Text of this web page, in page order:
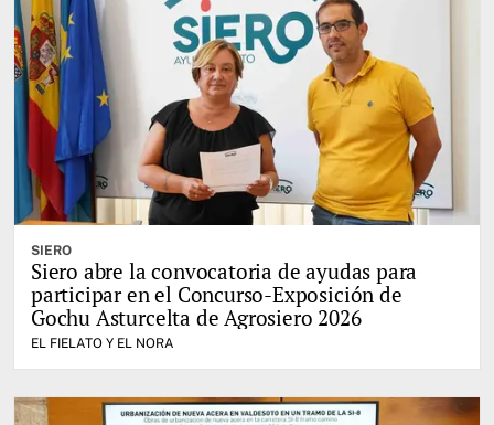
SIERO
Siero abre la convocatoria de ayudas para
participar en el Concurso-Exposición de
Gochu Asturcelta de Agrosiero 2026
EL FIELATO Y EL NORA